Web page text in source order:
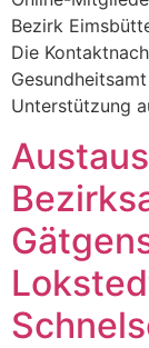
Bezirk
Die
Unterstützung